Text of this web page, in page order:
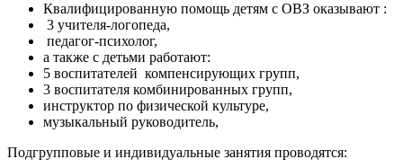
Квалифицированную помощь детям с ОВЗ оказывают :
3 учителя-логопеда,
педагог-психолог,
а также с детьми работают:
5 воспитателей компенсирующих групп,
3 воспитателя комбинированных групп,
инструктор по физической культуре,
музыкальный руководитель,
Подгрупповые и индивидуальные занятия проводятся: